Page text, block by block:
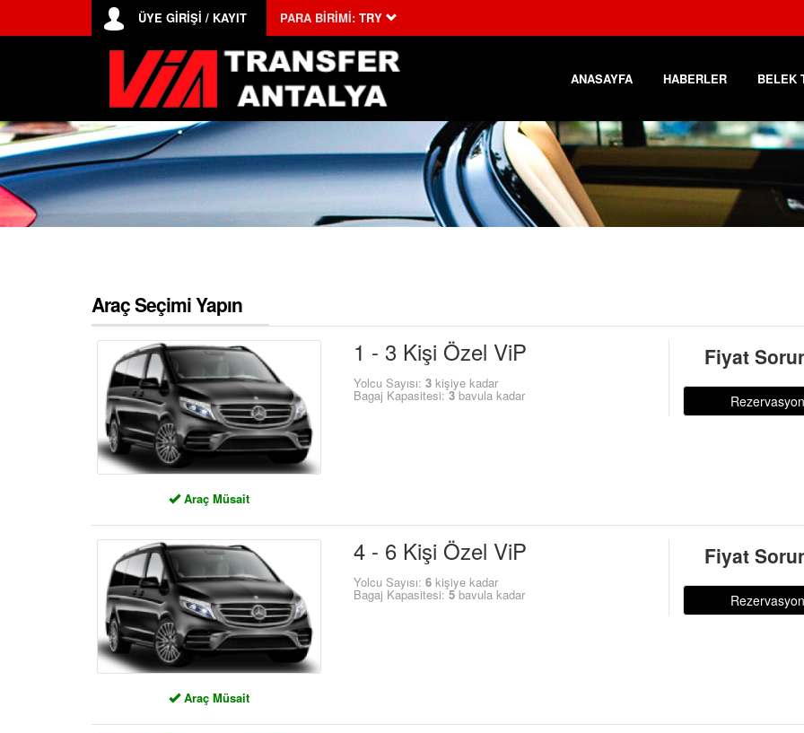
ÜYE GİRİŞİ / KAYIT PARA BİRİMİ: TRY
ANASAYFA HABERLER BELEK
Araç Seçimi Yapın
Araç Müsait
1 - 3 Kişi Özel ViP
Yolcu Sayısı:3 kişiye kadar
Bagaj Kapasitesi:3bavula kadar
Fiyat
Rezervasyon
Araç Müsait
4 - 6 Kişi Özel ViP
Yolcu Sayısı:6 kişiye kadar
Bagaj Kapasitesi:5bavula kadar
Fiyat
Rezervasyon